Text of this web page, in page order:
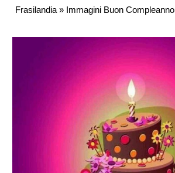
Frasilandia » Immagini Buon Compleanno